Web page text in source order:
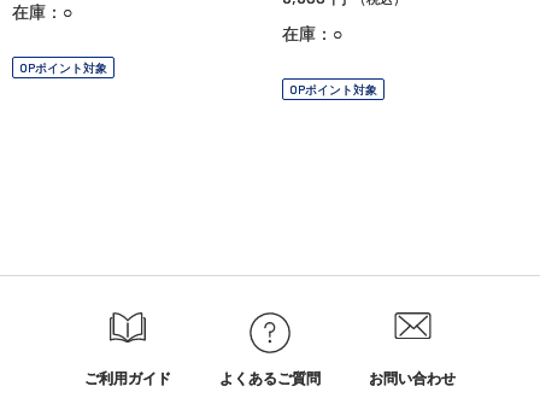
在庫：○
OPポイント対象
在庫：○
OPポイント対象
ご利用ガイド よくあるご質問 お問い合わせ